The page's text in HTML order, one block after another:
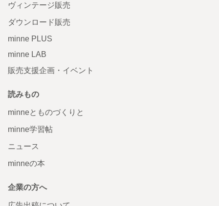
ヴィンテージ販売
ダウンロード販売
minne PLUS
minne LAB
販売支援企画・イベント
読みもの
minneとものづくりと
minne学習帖
ニュース
minneの本
企業の方へ